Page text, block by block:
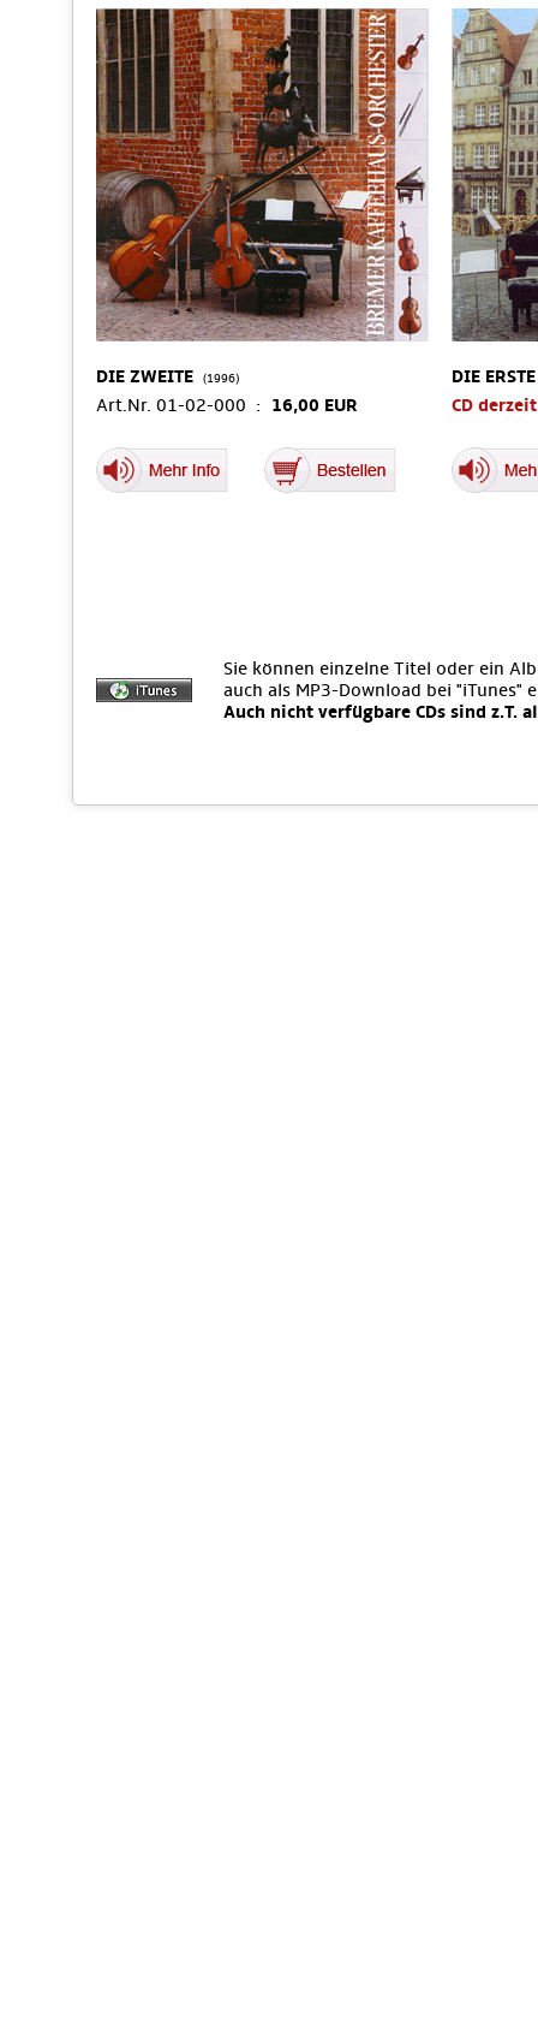
DIE ZWEITE (1996)
Art.Nr. 01-02-000 : 16,00 EUR
DIE ERSTE
CD
Sie können einzelne Titel oder ein
auch als MP3-Download bei "iTunes"
Auch nicht verfügbare CDs sind z.T.